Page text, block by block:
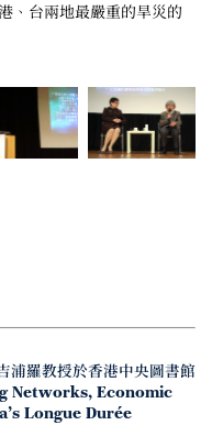
、台兩地最嚴重的旱災的
浦羅教授於香港中央圖書館
Networks, Economic
Longue Durée